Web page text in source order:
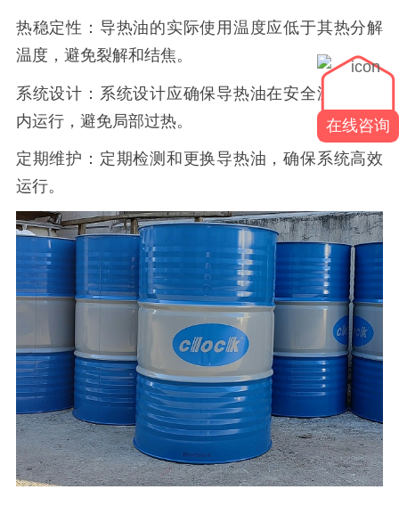
热稳定性：导热油的实际使用温度应低于其热分解
温度，避免裂解和结焦。
系统设计：系统设计应确保导热油在安全温度范围
内运行，避免局部过热。
定期维护：定期检测和更换导热油，确保系统高效
运行。
在线咨询